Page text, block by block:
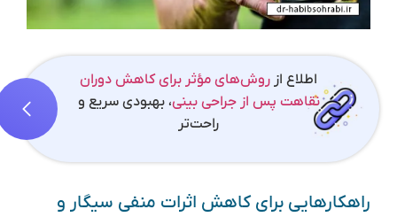
اطلاع از روش‌های مؤثر برای کاهش دوران
نقاهت پس از جراحی بینی، بهبودی سریع و
راحت‌تر
راهکارهایی برای کاهش اثرات منفی سیگار و